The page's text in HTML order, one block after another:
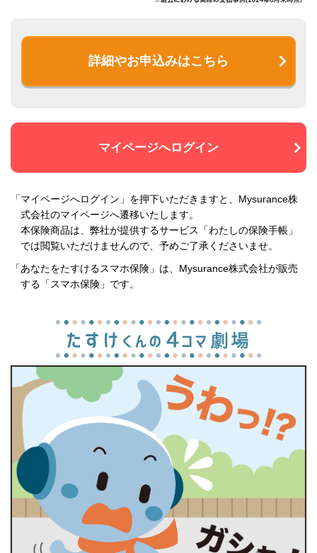
詳細やお申込みはこちら
マイページへログイン
「マイページへログイン」を押下いただきますと、Mysurance株
式会社のマイページへ遷移いたします。
本保険商品は、弊社が提供するサービス「わたしの保険手帳」
では閲覧いただけませんので、予めご了承くださいませ。
「あなたをたすけるスマホ保険」は、Mysurance株式会社が販売
する「スマホ保険」です。